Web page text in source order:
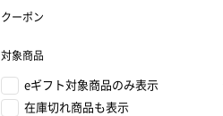
クーポン
対象商品
eギフト対象商品のみ表示
在庫切れ商品も表示